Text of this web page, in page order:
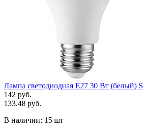
Лампа светодиодная Е27 30 Вт (белый)
142 руб.
133.48 руб.
В наличии: 15 шт